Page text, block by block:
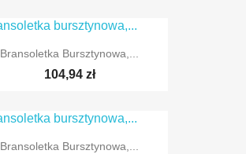
Bransoletka Bursztynowa,...
104,94 zł
Bransoletka Bursztynowa,...